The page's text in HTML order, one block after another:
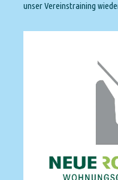
unser Vereinstraining